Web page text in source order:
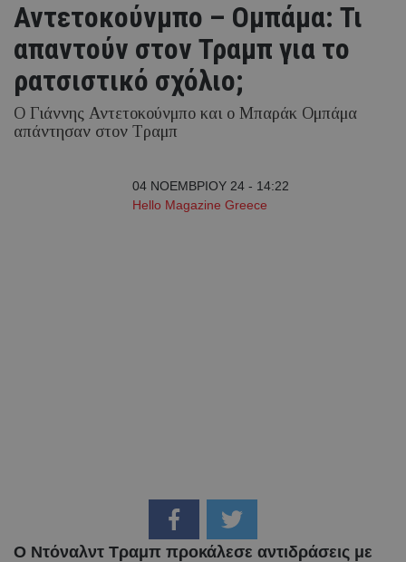
Αντετοκούνμπο – Ομπάμα: Τι
απαντούν στον Τραμπ για το
ρατσιστικό σχόλιο;
Ο Γιάννης Αντετοκούνμπο και ο Μπαράκ Ομπάμα
απάντησαν στον Τραμπ
04 ΝΟΕΜΒΡΙΟΥ 24 - 14:22
Hello Magazine Greece
Ο Ντόναλντ Τραμπ προκάλεσε αντιδράσεις με